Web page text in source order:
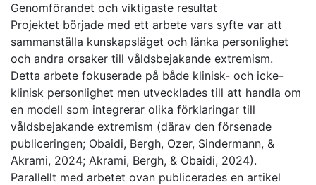
Genomförandet och viktigaste resultat
Projektet började med ett arbete vars syfte var att
sammanställa kunskapsläget och länka personlighet
och andra orsaker till våldsbejakande extremism.
Detta arbete fokuserade på både klinisk- och icke-
klinisk personlighet men utvecklades till att handla om
en modell som integrerar olika förklaringar till
våldsbejakande extremism (därav den försenade
publiceringen; Obaidi, Bergh, Ozer, Sindermann, &
Akrami, 2024; Akrami, Bergh, & Obaidi, 2024).
Parallellt med arbetet ovan publicerades en artikel